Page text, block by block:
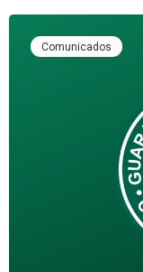
Comunicados